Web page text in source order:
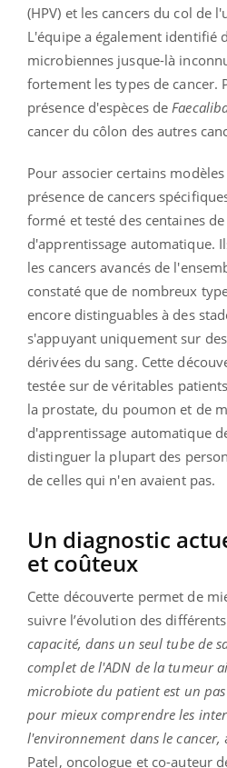
(HPV) et les cancers du col de
L'équipe a également identifié
microbiennes jusque-là
fortement les types de cancer.
présence d'espèces de
cancer du côlon des autres
Pour associer certains
présence de cancers
formé et testé des centaines
d'apprentissage automatique.
les cancers avancés de
constaté que de nombreux
encore distinguables à des
s'appuyant uniquement sur
dérivées du sang. Cette
testée sur de véritables
la prostate, du poumon et de
d'apprentissage automatique
distinguer la plupart des
de celles qui n'en avaient pas.
Un diagnostic
et coûteux
Cette découverte permet de
suivre l’évolution des
capacité, dans un seul tube de
complet de l'ADN de la tumeur
microbiote du patient est un
pour mieux comprendre les
l'environnement dans le cancer,
Patel, oncologue et co-auteur